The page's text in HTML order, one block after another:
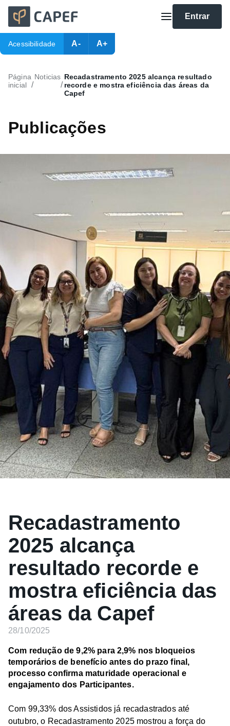
Entrar
Acessibilidade A- A+
Página
inicial /
Noticias
/
Recadastramento 2025 alcança resultado
recorde e mostra eficiência das áreas da
Capef
Publicações
Recadastramento
2025 alcança
resultado recorde e
mostra eficiência das
áreas da Capef
28/10/2025
Com redução de 9,2% para 2,9% nos bloqueios
temporários de benefício antes do prazo final,
processo confirma maturidade operacional e
engajamento dos Participantes.
Com 99,33% dos Assistidos já recadastrados até
outubro, o Recadastramento 2025 mostrou a força do